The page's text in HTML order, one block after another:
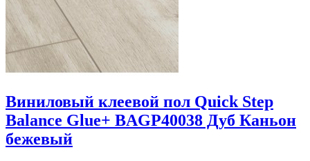
Виниловый клеевой пол Quick Step
Balance Glue+ BAGP40038 Дуб Каньон
бежевый